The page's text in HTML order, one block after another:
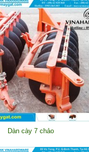
Dàn cày 7 chảo